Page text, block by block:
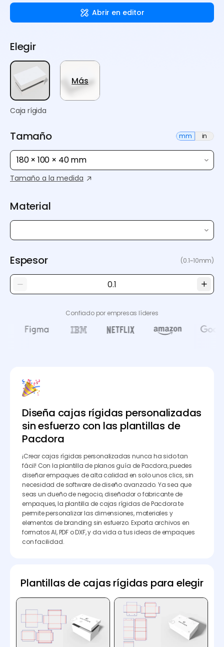
Abrir en editor
Elegir
Caja rígida
Más
Tamaño mm in
180 × 100 × 40 mm
Tamaño a la medida
Material
Espesor (0.1~10mm)
Confiado por empresas líderes
Diseña cajas rígidas personalizadas
sin esfuerzo con las plantillas de
Pacdora
¡Crear cajas rígidas personalizadas nunca ha sido tan
fácil! Con la plantilla de planos guía de Pacdora, puedes
diseñar empaques de alta calidad en solo unos clics, sin
necesidad de software de diseño avanzado. Ya sea que
seas un dueño de negocio, diseñador o fabricante de
empaques, la plantilla de cajas rígidas de Pacdora te
permite personalizar las dimensiones, materiales y
elementos de branding sin esfuerzo. Exporta archivos en
formatos AI, PDF o DXF, y da vida a tus ideas de empaques
con facilidad.
Plantillas de cajas rígidas para elegir